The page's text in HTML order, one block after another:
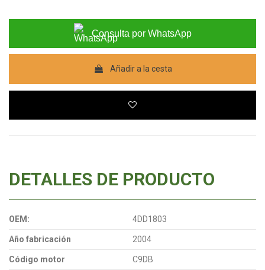
Consulta por WhatsApp
Añadir a la cesta
DETALLES DE PRODUCTO
OEM: 4DD1803
Año fabricación 2004
Código motor C9DB